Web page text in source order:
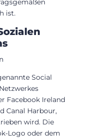
ist.
Social
Facebook Ireland
Canal Harbour,
wird. Die
Logo oder dem